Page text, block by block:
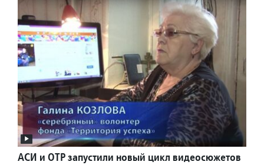
АСИ и ОТР запустили новый цикл видеосюжетов